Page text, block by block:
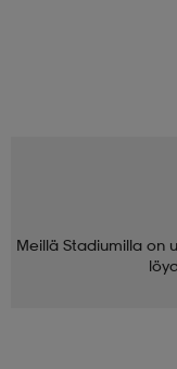
Meillä Stadiumilla on